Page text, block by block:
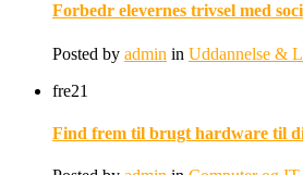
Forbedr elevernes trivsel med
Posted by admin in Uddannelse &
fre21
Find frem til brugt hardware til